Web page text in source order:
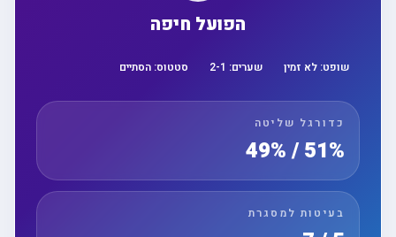
הפועל חיפה
שופט:לא זמין שערים: 2 -1 סטטוס:הסתיים
כדורגל שליטה
51% / 49%
בעיטות למסגרת